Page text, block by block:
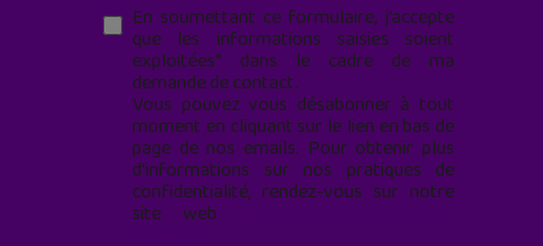
En soumettant ce formulaire, j’accepte
que les informations saisies soient
exploitées* dans le cadre de ma
demande de contact.
Vous pouvez vous désabonner à tout
moment en cliquant sur le lien en bas de
page de nos emails. Pour obtenir plus
d'informations sur nos pratiques de
confidentialité, rendez-vous sur notre
site web